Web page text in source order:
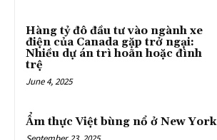
Hàng tỷ đô đầu tư vào ngành xe
điện của Canada gặp trở ngại:
Nhiều dự án trì hoãn hoặc đình
trệ
June 4, 2025
Ẩm thực Việt bùng nổ ở New York